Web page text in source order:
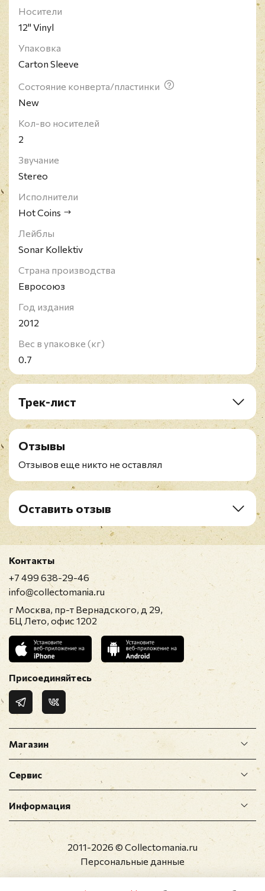
Носители
12" Vinyl
Упаковка
Carton Sleeve
Состояние конверта/пластинки
New
Кол-во носителей
2
Звучание
Stereo
Исполнители
Hot Coins
Лейблы
Sonar Kollektiv
Страна производства
Евросоюз
Год издания
2012
Вес в упаковке (кг)
0.7
Трек-лист
A1. Geek Emotions
A2. The Only Way
B1. New Beat
B2. Leathered
C1. Confined
C2. Foxy
D1. Blizzard
D2. Road Trip
D3. I Ching
Отзывы
Отзывов еще никто не оставлял
Оставить отзыв
Имя*
E-mail *
Отзыв*
Прикрепить фото
Оставить отзыв
Перед публикацией отзывы проходят
модерацию
Магазин
Сервис
Информация
Контакты
+7 499 638-29-46
info@collectomania.ru
г Москва, пр-т Вернадского, д 29,
БЦ Лето, офис 1202
Присоединяйтесь
2011-2026 © Collectomania.ru
Персональные данные